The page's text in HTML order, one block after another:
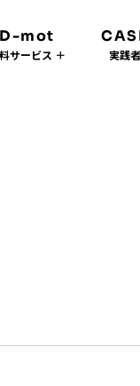
D-mot
サービス ＋ 実践者